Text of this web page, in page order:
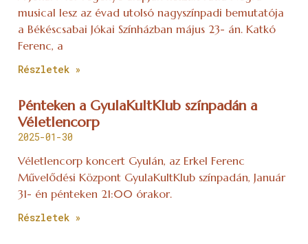
musical lesz az évad utolsó nagyszínpadi bemutatója
a Békéscsabai Jókai Színházban május 23- án. Katkó
Ferenc, a
Részletek »
Pénteken a GyulaKultKlub színpadán a
Véletlencorp
2025-01-30
Véletlencorp koncert Gyulán, az Erkel Ferenc
Művelődési Központ GyulaKultKlub színpadán, Január
31- én pénteken 21:00 órakor.
Részletek »